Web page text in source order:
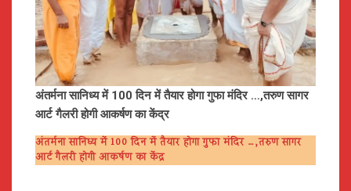
अंतर्मना सानिध्य में 100 दिन में तैयार होगा गुफा मंदिर …,तरुण सागर
आर्ट गैलरी होगी आकर्षण का केंद्र
अंतर्मना सानिध्य में 100 दिन में तैयार होगा गुफा मंदिर …,तरुण सागर
आर्ट गैलरी होगी आकर्षण का केंद्र